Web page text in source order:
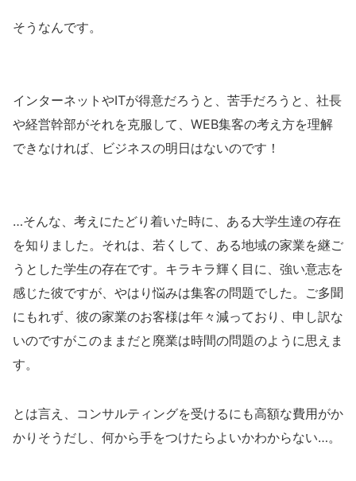
そうなんです。
インターネットやITが得意だろうと、苦手だろうと、社長
や経営幹部がそれを克服して、WEB集客の考え方を理解
できなければ、ビジネスの明日はないのです！
…そんな、考えにたどり着いた時に、ある大学生達の存在
を知りました。それは、若くして、ある地域の家業を継ご
うとした学生の存在です。キラキラ輝く目に、強い意志を
感じた彼ですが、やはり悩みは集客の問題でした。ご多聞
にもれず、彼の家業のお客様は年々減っており、申し訳な
いのですがこのままだと廃業は時間の問題のように思えま
す。
とは言え、コンサルティングを受けるにも高額な費用がか
かりそうだし、何から手をつけたらよいかわからない…。